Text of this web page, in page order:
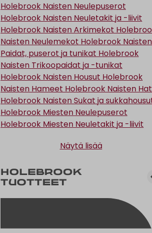
Holebrook Naisten Neulepuserot
Holebrook Naisten Neuletakit ja -liivit
Holebrook Naisten Arkimekot
Naisten Neulemekot Holebrook Naisten
Paidat, puserot ja tunikat Holebrook
Naisten Trikoopaidat ja -tunikat
Holebrook Naisten Housut Holebrook
Naisten Hameet Holebrook Naisten
Holebrook Naisten Sukat ja
Holebrook Miesten Neulepuserot
Holebrook Miesten Neuletakit ja -liivit
Näytä lisää
Holebrook
tuotteet